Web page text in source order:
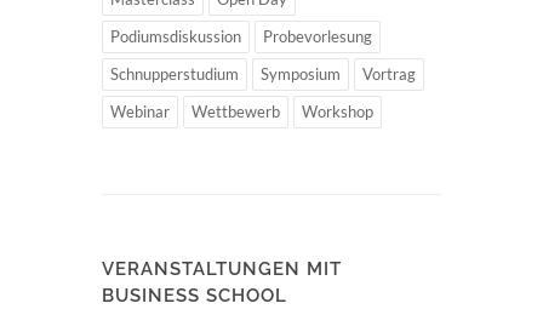
Podiumsdiskussion
Probevorlesung
Schnupperstudium
Symposium
Vortrag
Webinar
Wettbewerb Workshop
VERANSTALTUNGEN MIT
BUSINESS SCHOOL